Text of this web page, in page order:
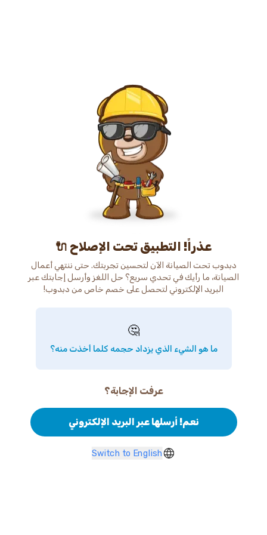
عذراً! التطبيق تحت الإصلاح 🔌
دبدوب تحت الصيانة الآن لتحسين تجربتك. حتى ننتهي أعمال
الصيانة، ما رأيك في تحدي سريع؟ حل اللغز وأرسل إجابتك عبر
البريد الإلكتروني لتحصل على خصم خاص من دبدوب!
🤔
ما هو الشيء الذي يزداد حجمه كلما أخذت منه؟
عرفت الإجابة؟
نعم! أرسلها عبر البريد الإلكتروني
Switch to English